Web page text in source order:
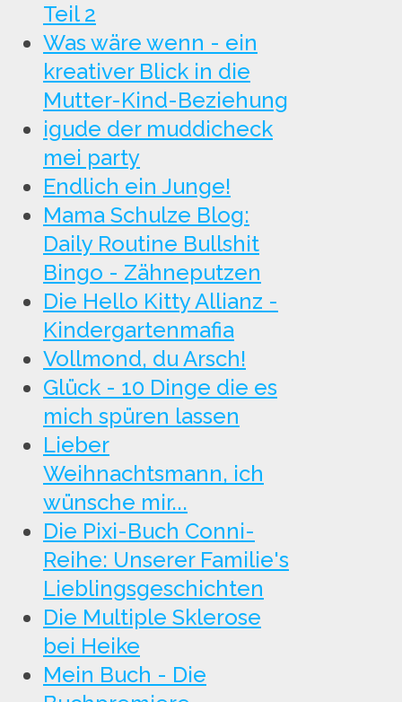
Teil 2
Was wäre wenn - ein
kreativer Blick in die
Mutter-Kind-Beziehung
igude der muddicheck
mei party
Endlich ein Junge!
Mama Schulze Blog:
Daily Routine Bullshit
Bingo - Zähneputzen
Die Hello Kitty Allianz -
Kindergartenmafia
Vollmond, du Arsch!
Glück - 10 Dinge die es
mich spüren lassen
Lieber
Weihnachtsmann, ich
wünsche mir...
Die Pixi-Buch Conni-
Reihe: Unserer Familie's
Lieblingsgeschichten
Die Multiple Sklerose
bei Heike
Mein Buch - Die